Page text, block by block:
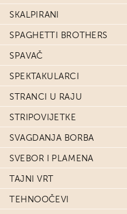
SKALPIRANI
SPAGHETTI BROTHERS
SPAVAČ
SPEKTAKULARCI
STRANCI U RAJU
STRIPOVIJETKE
SVAGDANJA BORBA
SVEBOR I PLAMENA
TAJNI VRT
TEHNOOČEVI